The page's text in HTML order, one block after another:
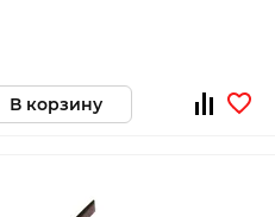
В корзину